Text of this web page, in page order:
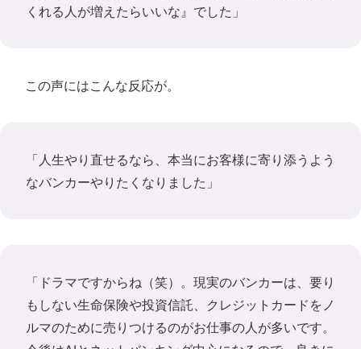
くれる人が増えたらいいな』でした」
この声にはこんな反応が。
「人生やり直せるなら、本当にお客様に寄り添うよう
なバンカーやりたくなりました」
「ドラマですからね（笑）。現実のバンカーは、要り
もしない生命保険や投資信託、クレジットカードをノ
ルマのために売りつけるのがお仕事の人が多いです。